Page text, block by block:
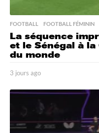
FOOTBALL ,FOOTBALL FÉMININ
La séquence
et le Sénégal à
du monde
3 jours ago
o
r
a